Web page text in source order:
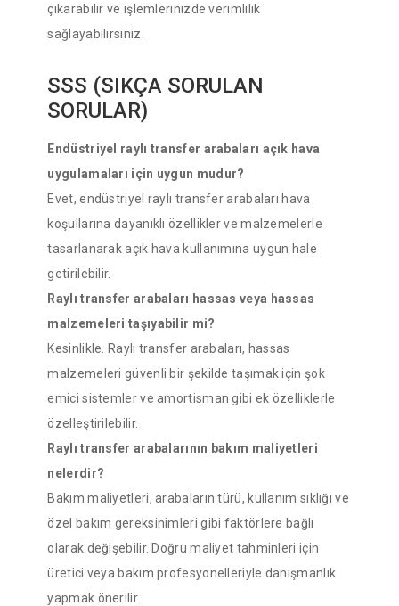
çıkarabilir ve işlemlerinizde verimlilik
sağlayabilirsiniz.
SSS (SIKÇA SORULAN
SORULAR)
Endüstriyel raylı transfer arabaları açık hava
uygulamaları için uygun mudur?
Evet, endüstriyel raylı transfer arabaları hava
koşullarına dayanıklı özellikler ve malzemelerle
tasarlanarak açık hava kullanımına uygun hale
getirilebilir.
Raylı transfer arabaları hassas veya hassas
malzemeleri taşıyabilir mi?
Kesinlikle. Raylı transfer arabaları, hassas
malzemeleri güvenli bir şekilde taşımak için şok
emici sistemler ve amortisman gibi ek özelliklerle
özelleştirilebilir.
Raylı transfer arabalarının bakım maliyetleri
nelerdir?
Bakım maliyetleri, arabaların türü, kullanım sıklığı ve
özel bakım gereksinimleri gibi faktörlere bağlı
olarak değişebilir. Doğru maliyet tahminleri için
üretici veya bakım profesyonelleriyle danışmanlık
yapmak önerilir.